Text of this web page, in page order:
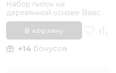
Набор пилок на
деревянной основе Basic
прямых 180/240 Bruar, 3 шт
В корзину
+14 бонусов